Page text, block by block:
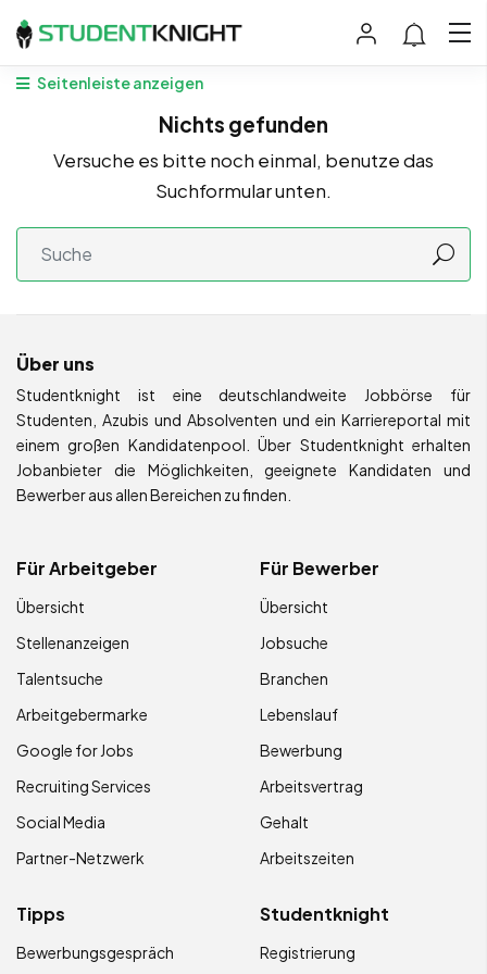
Seitenleiste anzeigen
Nichts gefunden
Versuche es bitte noch einmal, benutze das
Suchformular unten.
Über uns
Studentknight ist eine deutschlandweite Jobbörse für
Studenten, Azubis und Absolventen und ein Karriereportal mit
einem großen Kandidatenpool. Über Studentknight erhalten
Jobanbieter die Möglichkeiten, geeignete Kandidaten und
Bewerber aus allen Bereichen zu finden.
Für Arbeitgeber
Übersicht
Stellenanzeigen
Talentsuche
Arbeitgebermarke
Google for Jobs
Recruiting Services
Social Media
Partner-Netzwerk
Für Bewerber
Übersicht
Jobsuche
Branchen
Lebenslauf
Bewerbung
Arbeitsvertrag
Gehalt
Arbeitszeiten
Tipps
Bewerbungsgespräch
Studentknight
Registrierung